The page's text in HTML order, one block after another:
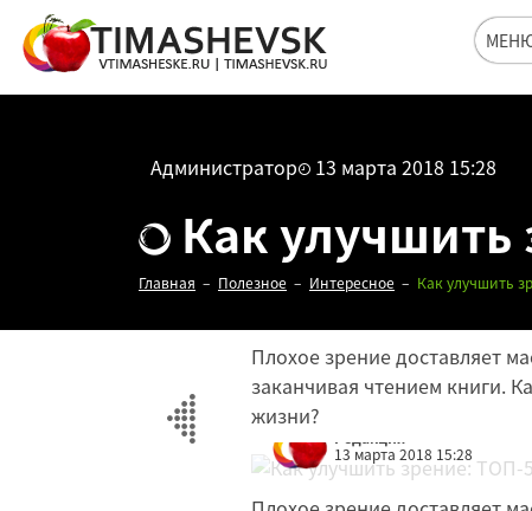
Администратор 13 марта 2018 15:28
Как улучшить
Главная Полезное Интересное Как улучшить
Плохое зрение доставляет
заканчивая чтением книги.
жизни?
Редакция
13 марта 2018 15:28